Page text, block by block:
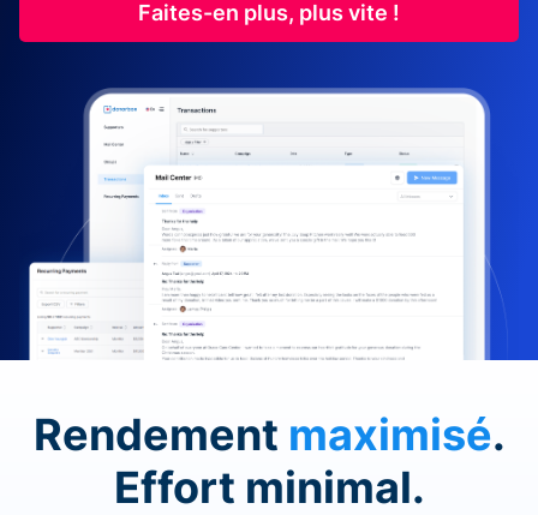
Faites-en plus, plus vite !
Rendement maximisé.
Effort minimal.